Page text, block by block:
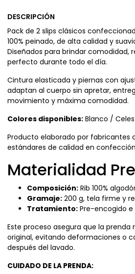
DESCRIPCIÓN
Pack de 2 slips clásicos
100% peinado, de alta calidad y
Diseñados para brindar comodidad,
perfecto durante todo el día.
Cintura elasticada y piernas con
adaptan al cuerpo sin apretar,
movimiento y máxima comodidad.
Colores disponibles: Blanco /
Producto elaborado por fabricantes
estándares de calidad en
Materialidad
Composición: Rib 100%
Gramaje: 200 g, tela firme y
Tratamiento: Pre-encogido
Este proceso asegura que la
original, evitando deformaciones o
después del lavado.
CUIDADO DE LA PRENDA: